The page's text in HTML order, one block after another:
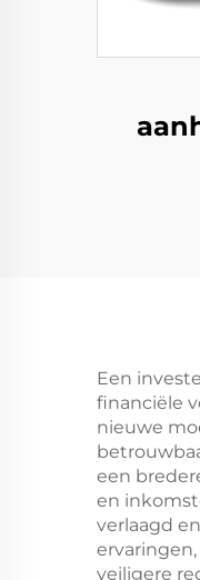
Een
financiële
nieuwe
een
en
verlaagd
veiligere